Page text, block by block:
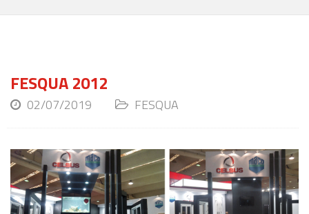
FESQUA 2012
02/07/2019 FESQUA